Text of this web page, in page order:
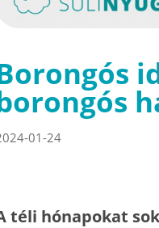
01-24
téli hónapokat